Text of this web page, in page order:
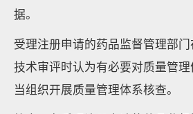
据。
受理注册申请的药品监督管理部
技术审评时认为有必要对质量管
当组织开展质量管理体系核查。